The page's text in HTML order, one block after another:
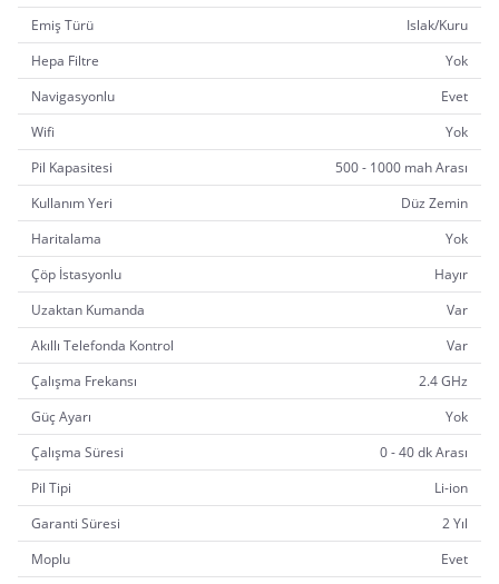
Emiş Türü
Islak/Kuru
Hepa Filtre
Yok
Navigasyonlu
Evet
Wifi
Yok
Pil Kapasitesi
500 - 1000 mah Arası
Kullanım Yeri
Düz Zemin
Haritalama
Yok
Çöp İstasyonlu
Hayır
Uzaktan Kumanda
Var
Akıllı Telefonda Kontrol
Var
Çalışma Frekansı
2.4 GHz
Güç Ayarı
Yok
Çalışma Süresi
0 - 40 dk Arası
Pil Tipi
Li-ion
Garanti Süresi
2 Yıl
Moplu
Evet